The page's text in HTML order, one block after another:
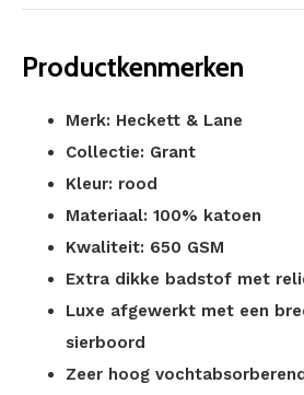
Productkenmerken
Merk: Heckett & Lane
Collectie: Grant
Kleur: rood
Materiaal: 100% katoen
Kwaliteit: 650 GSM
Extra dikke badstof met
Luxe afgewerkt met een
sierboord
Zeer hoog